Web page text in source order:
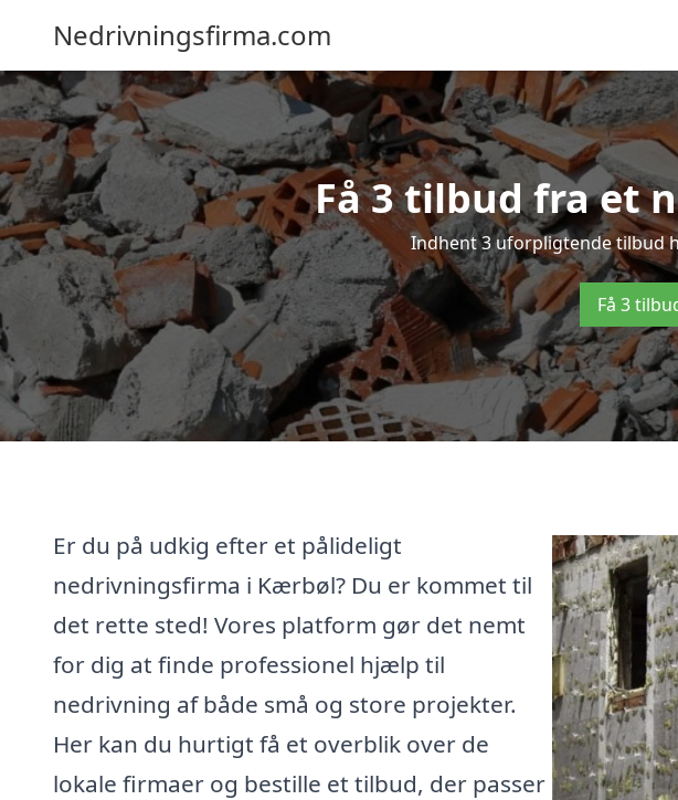
Nedrivningsfirma.com
Få 3 tilbud fra et
Indhent 3 uforpligtende tilbud
Få 3
Er du på udkig efter et pålideligt
nedrivningsfirma i Kærbøl? Du er kommet til
det rette sted! Vores platform gør det nemt
for dig at finde professionel hjælp til
nedrivning af både små og store projekter.
Her kan du hurtigt få et overblik over de
lokale firmaer og bestille et tilbud, der passer